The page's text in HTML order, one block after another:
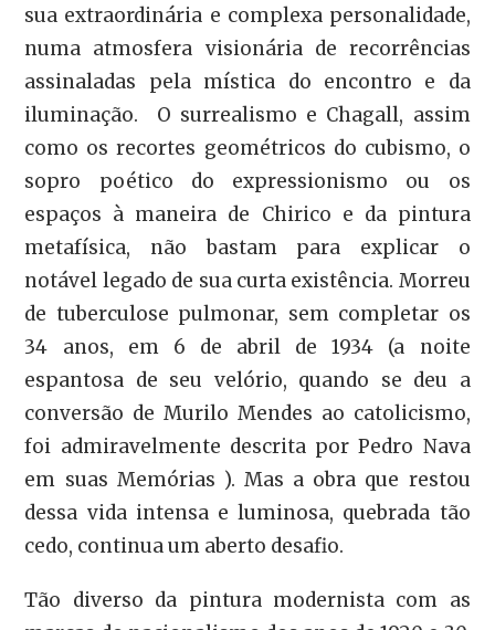
sua extraordinária e complexa personalidade,
numa atmosfera visionária de recorrências
assinaladas pela mística do encontro e da
iluminação. O surrealismo e Chagall, assim
como os recortes geométricos do cubismo, o
sopro poético do expressionismo ou os
espaços à maneira de Chirico e da pintura
metafísica, não bastam para explicar o
notável legado de sua curta existência. Morreu
de tuberculose pulmonar, sem completar os
34 anos, em 6 de abril de 1934 (a noite
espantosa de seu velório, quando se deu a
conversão de Murilo Mendes ao catolicismo,
foi admiravelmente descrita por Pedro Nava
em suas Memórias ). Mas a obra que restou
dessa vida intensa e luminosa, quebrada tão
cedo, continua um aberto desafio.
Tão diverso da pintura modernista com as